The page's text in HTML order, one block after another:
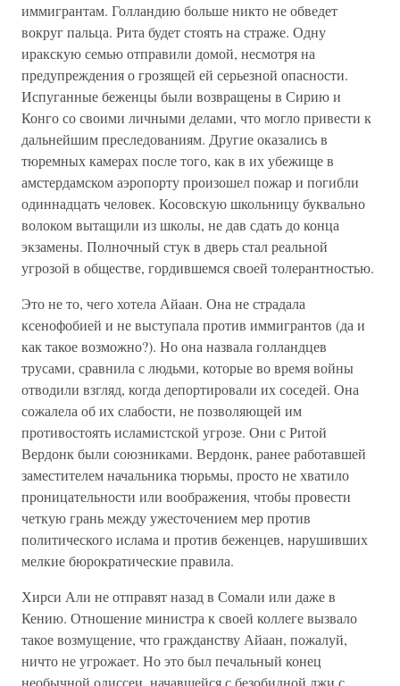
иммигрантам. Голландию больше никто не обведет
вокруг пальца. Рита будет стоять на страже. Одну
иракскую семью отправили домой, несмотря на
предупреждения о грозящей ей серьезной опасности.
Испуганные беженцы были возвращены в Сирию и
Конго со своими личными делами, что могло привести к
дальнейшим преследованиям. Другие оказались в
тюремных камерах после того, как в их убежище в
амстердамском аэропорту произошел пожар и погибли
одиннадцать человек. Косовскую школьницу буквально
волоком вытащили из школы, не дав сдать до конца
экзамены. Полночный стук в дверь стал реальной
угрозой в обществе, гордившемся своей толерантностью.
Это не то, чего хотела Айаан. Она не страдала
ксенофобией и не выступала против иммигрантов (да и
как такое возможно?). Но она назвала голландцев
трусами, сравнила с людьми, которые во время войны
отводили взгляд, когда депортировали их соседей. Она
сожалела об их слабости, не позволяющей им
противостоять исламистской угрозе. Они с Ритой
Вердонк были союзниками. Вердонк, ранее работавшей
заместителем начальника тюрьмы, просто не хватило
проницательности или воображения, чтобы провести
четкую грань между ужесточением мер против
политического ислама и против беженцев, нарушивших
мелкие бюрократические правила.
Хирси Али не отправят назад в Сомали или даже в
Кению. Отношение министра к своей коллеге вызвало
такое возмущение, что гражданству Айаан, пожалуй,
ничто не угрожает. Но это был печальный конец
необычной одиссеи, начавшейся с безобидной лжи с